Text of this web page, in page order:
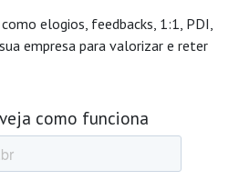
elogios, feedbacks, 1:1, PDI,
empresa para valorizar e reter
como funciona